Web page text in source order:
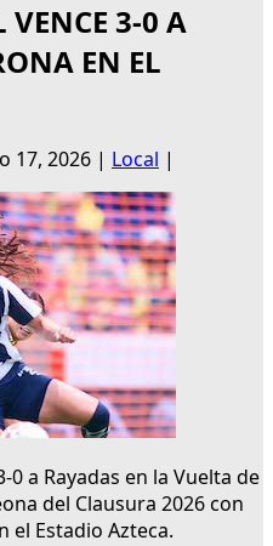
3-0 A
EN EL
17, 2026 | Local |
a Rayadas en la Vuelta de
del Clausura 2026 con
el Estadio Azteca.